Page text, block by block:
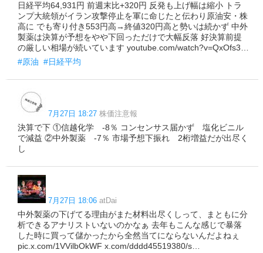
日経平均64,931円 前週末比+320円 反発も上げ幅は縮小 トラ
ンプ大統領がイラン攻撃停止を軍に命じたと伝わり原油安・株
高に でも寄り付き553円高→終値320円高と勢いは続かず 中外
製薬は決算が予想をやや下回っただけで大幅反落 好決算前提
の厳しい相場が続いています youtube.com/watch?v=QxOfs3…
#原油 #日経平均
7月27日 18:27 株価注意報
決算で下 ①信越化学 -8％ コンセンサス届かず 塩化ビニル
で減益 ②中外製薬 -7％ 市場予想下振れ 2桁増益だが出尽く
し
7月27日 18:06 atDai
中外製薬の下げてる理由がまた材料出尽くしって、まともに分
析できるアナリストいないのかなぁ 去年もこんな感じで暴落
した時に買って儲かったから全然当てにならないんだよねぇ
pic.x.com/1VVilbOkWF x.com/dddd45519380/s…